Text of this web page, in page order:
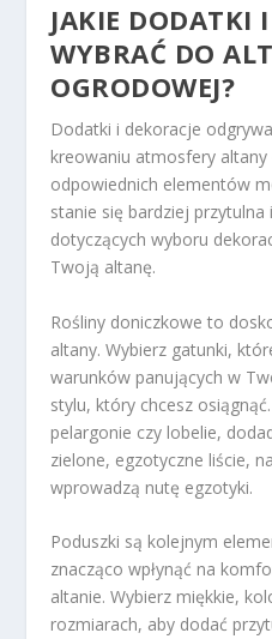
JAKIE DODATKI
WYBRAĆ DO
OGRODOWEJ?
Dodatki i dekoracje
kreowaniu atmosfery
odpowiednich elementów
stanie się bardziej
dotyczących wyboru
Twoją altanę.
Rośliny doniczkowe to
altany. Wybierz gatunki,
warunków panujących w
stylu, który chcesz
pelargonie czy lobelie,
zielone, egzotyczne liście,
wprowadzą nutę egzotyki.
Poduszki są kolejnym
znacząco wpłynąć na
altanie. Wybierz miękkie,
rozmiarach, aby dodać